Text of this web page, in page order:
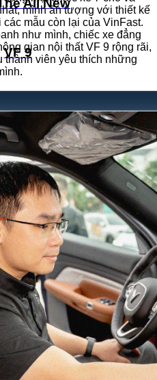
All New
VF 9
Green
Green
Van
Vero X
mình ấn tượng với thiết kế
mẫu còn lại của VinFast.
như mình, chiếc xe đẳng
gian nội thất VF 9 rộng rãi,
viên yêu thích những